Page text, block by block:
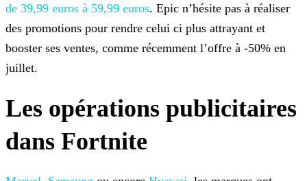
de 39,99 euros à 59,99 euros. Epic n’hésite pas à réaliser
des promotions pour rendre celui ci plus attrayant et
booster ses ventes, comme récemment l’offre à -50% en
juillet.
Les opérations publicitaires
dans Fortnite